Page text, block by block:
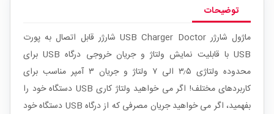
توضیحات
ماژول شارژر USB Charger Doctor شارژر قابل اتصال به پورت
USB با قابلیت نمایش ولتاژ و جریان خروجی درگاه USB برای
محدوده ولتاژی ۳٫۵ الی ۷ ولتاژ و جریان ۳ آمپر مناسب برای
کاربردهای مختلف! اگر می خواهید ولتاژ کاری USB دستگاه خود را
بفهمید، اگر می خواهید جریان مصرفی که از درگاه USB دستگاه خود